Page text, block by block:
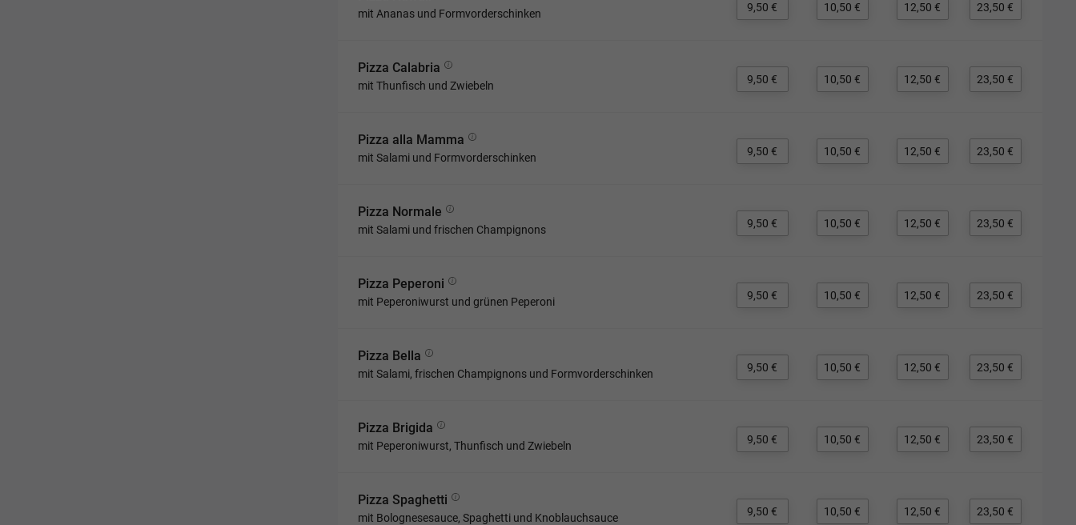
mit Ananas und Formvorderschinken 9,50 € 10,50 € 12,50 € 23,50 €
Pizza Calabria
mit Thunfisch und Zwiebeln 9,50 € 10,50 € 12,50 € 23,50 €
Pizza alla Mamma
mit Salami und Formvorderschinken 9,50 € 10,50 € 12,50 € 23,50 €
Pizza Normale
mit Salami und frischen Champignons 9,50 € 10,50 € 12,50 € 23,50 €
Pizza Peperoni
mit Peperoniwurst und grünen Peperoni 9,50 € 10,50 € 12,50 € 23,50 €
Pizza Bella
mit Salami, frischen Champignons und Formvorderschinken 9,50 € 10,50 € 12,50 € 23,50 €
Pizza Brigida
mit Peperoniwurst, Thunfisch und Zwiebeln 9,50 € 10,50 € 12,50 € 23,50 €
Pizza Spaghetti
mit Bolognesesauce, Spaghetti und Knoblauchsauce 9,50 € 10,50 € 12,50 € 23,50 €